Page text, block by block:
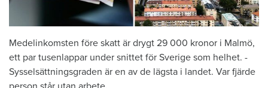
Medelinkomsten före skatt är drygt 29 000 kronor i ­Malmö,
ett par tusenlappar under ­snittet för Sverige som helhet. ­
Sysselsättningsgraden är en av de lägsta i landet. Var fjärde